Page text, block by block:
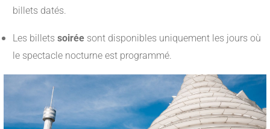
billets datés.
Les billets soirée sont disponibles uniquement les jours où
le spectacle nocturne est programmé.